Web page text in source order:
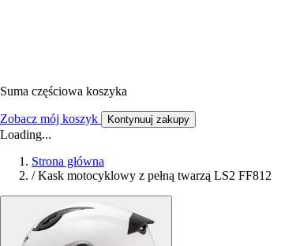
Suma częściowa koszyka
Zobacz mój koszyk Kontynuuj zakupy
Loading...
Strona główna
/ Kask motocyklowy z pełną twarzą LS2 FF812